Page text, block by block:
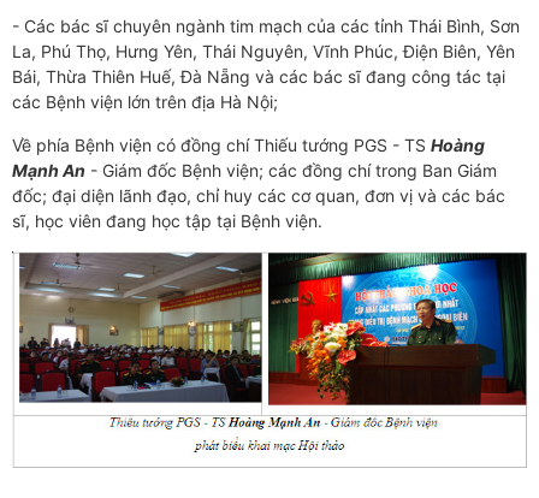
- Các bác sĩ chuyên ngành tim mạch của các tỉnh Thái Bình, Sơn
La, Phú Thọ, Hưng Yên, Thái Nguyên, Vĩnh Phúc, Điện Biên, Yên
Bái, Thừa Thiên Huế, Đà Nẵng và các bác sĩ đang công tác tại
các Bệnh viện lớn trên địa Hà Nội;
Về phía Bệnh viện có đồng chí Thiếu tướng PGS - TS Hoàng
Mạnh An - Giám đốc Bệnh viện; các đồng chí trong Ban Giám
đốc; đại diện lãnh đạo, chỉ huy các cơ quan, đơn vị và các bác
sĩ, học viên đang học tập tại Bệnh viện.